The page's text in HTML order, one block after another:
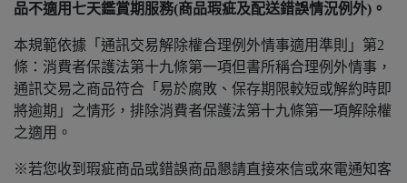
品不適用七天鑑賞期服務(商品瑕疵及配送錯誤情況例外)。
本規範依據「通訊交易解除權合理例外情事適用準則」第2
條：消費者保護法第十九條第一項但書所稱合理例外情事，
通訊交易之商品符合「易於腐敗、保存期限較短或解約時即
將逾期」之情形，排除消費者保護法第十九條第一項解除權
之適用。
※若您收到瑕疵商品或錯誤商品懇請直接來信或來電通知客